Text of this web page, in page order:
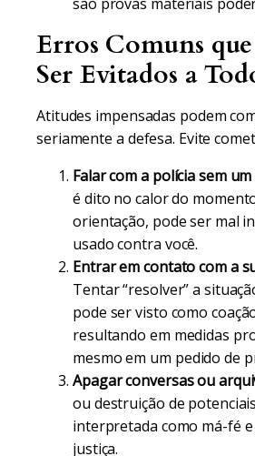
Erros Comuns
Ser Evitados a
Atitudes impensadas podem
seriamente a defesa. Evite
Falar com a polícia sem
é dito no calor do
orientação, pode ser mal
usado contra você.
Entrar em contato com a
Tentar “resolver” a
pode ser visto como
resultando em medidas
mesmo em um pedido de
Apagar conversas ou
ou destruição de
interpretada como má-fé
justiça.